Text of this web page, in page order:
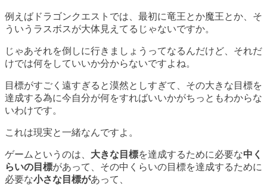
例えばドラゴンクエストでは、最初に竜王とか魔王とか、そ
ういうラスボスが大体見えてるじゃないですか。
じゃあそれを倒しに行きましょうってなるんだけど、それだ
けでは何をしていいか分からないですよね。
目標がすごく遠すぎると漠然としすぎて、その大きな目標を
達成する為に今自分が何をすればいいかがちっともわからな
いわけです。
これは現実と一緒なんですよ。
ゲームというのは、 大きな目標を達成するために必要な中く
らいの目標があって、その中くらいの目標を達成するために
必要な小さな目標があって、